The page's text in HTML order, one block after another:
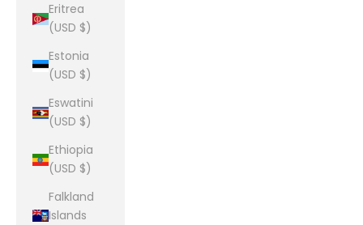
Eritrea
(USD $)
Estonia
(USD $)
Eswatini
(USD $)
Ethiopia
(USD $)
Falkland
Islands